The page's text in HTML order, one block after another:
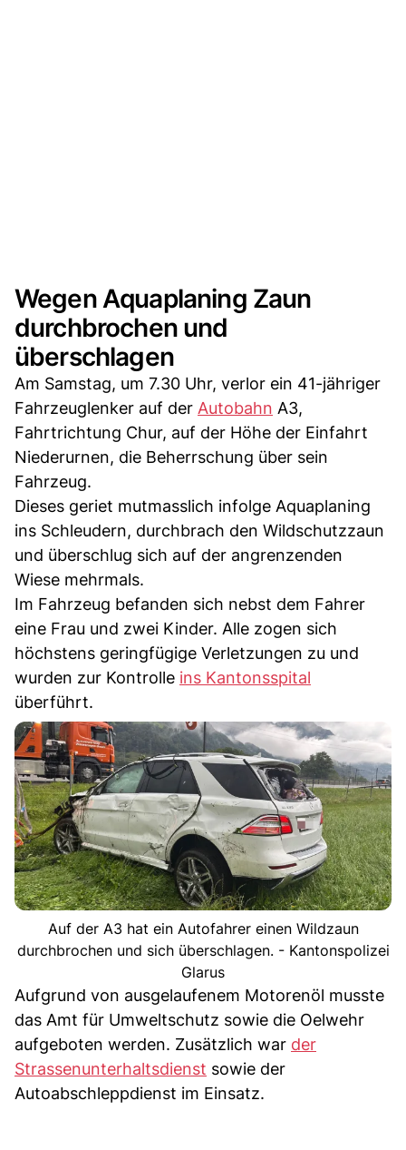
Wegen Aquaplaning Zaun
durchbrochen und
überschlagen
Am Samstag, um 7.30 Uhr, verlor ein 41-jähriger
Fahrzeuglenker auf der Autobahn A3,
Fahrtrichtung Chur, auf der Höhe der Einfahrt
Niederurnen, die Beherrschung über sein
Fahrzeug.
Dieses geriet mutmasslich infolge Aquaplaning
ins Schleudern, durchbrach den Wildschutzzaun
und überschlug sich auf der angrenzenden
Wiese mehrmals.
Im Fahrzeug befanden sich nebst dem Fahrer
eine Frau und zwei Kinder. Alle zogen sich
höchstens geringfügige Verletzungen zu und
wurden zur Kontrolle ins Kantonsspital
überführt.
Auf der A3 hat ein Autofahrer einen Wildzaun
durchbrochen und sich überschlagen. - Kantonspolizei
Glarus
Aufgrund von ausgelaufenem Motorenöl musste
das Amt für Umweltschutz sowie die Oelwehr
aufgeboten werden. Zusätzlich war der
Strassenunterhaltsdienst sowie der
Autoabschleppdienst im Einsatz.